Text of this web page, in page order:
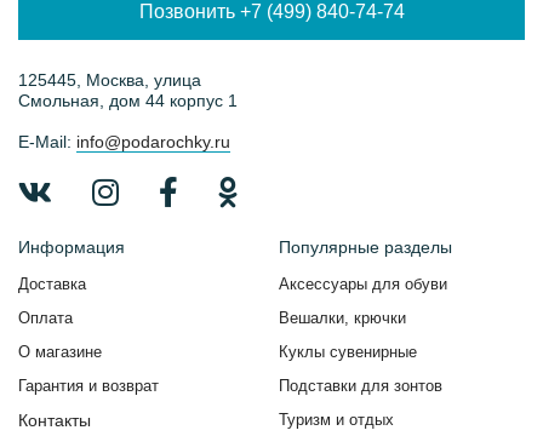
Позвонить +7 (499) 840-74-74
125445, Москва, улица
Смольная, дом 44 корпус 1
E-Mail: info@podarochky.ru
Информация
Доставка
Оплата
О магазине
Гарантия и возврат
Контакты
Популярные разделы
Аксессуары для обуви
Вешалки, крючки
Куклы сувенирные
Подставки для зонтов
Туризм и отдых